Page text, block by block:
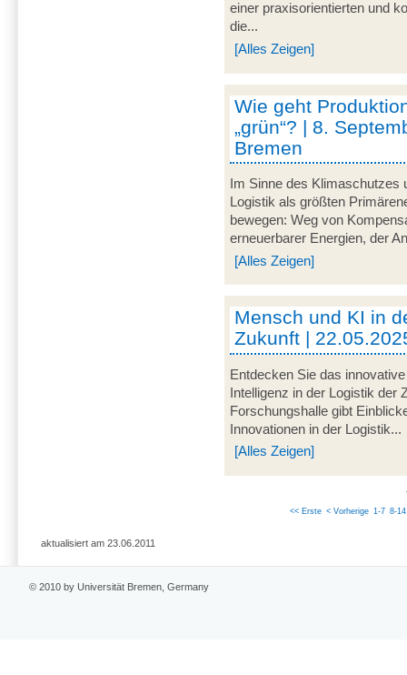
einer praxisorientierten und
die...
[Alles Zeigen]
Wie geht
„grün“? | 8.
Bremen
Im Sinne des Klimaschutzes
Logistik als größten
bewegen: Weg von
erneuerbarer Energien, der
[Alles Zeigen]
Mensch und KI in
Zukunft |
Entdecken Sie das
Intelligenz in der Logistik der
Forschungshalle gibt
Innovationen in der Logistik...
[Alles Zeigen]
<< Erste < Vorherige 1-7 8-14
aktualisiert am 23.06.2011
© 2010 by Universität Bremen, Germany